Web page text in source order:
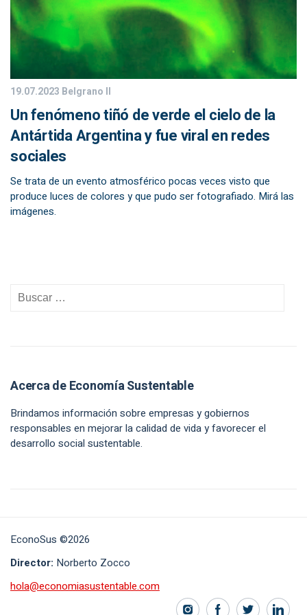
19.07.2023 Belgrano II
Un fenómeno tiñó de verde el cielo de la
Antártida Argentina y fue viral en redes
sociales
Se trata de un evento atmosférico pocas veces visto que
produce luces de colores y que pudo ser fotografiado. Mirá las
imágenes.
Acerca de Economía Sustentable
Brindamos información sobre empresas y gobiernos
responsables en mejorar la calidad de vida y favorecer el
desarrollo social sustentable.
EconoSus ©2026
Director: Norberto Zocco
hola@economiasustentable.com